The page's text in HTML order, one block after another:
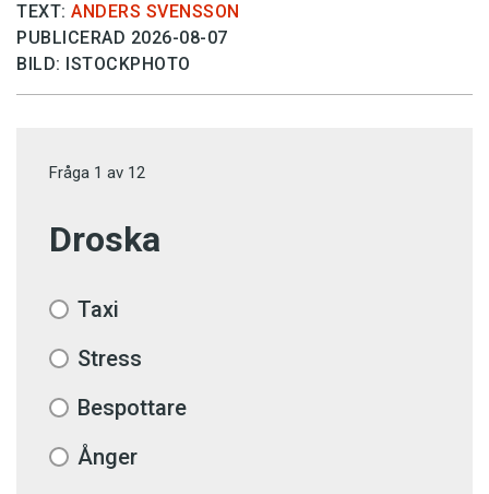
TEXT: ANDERS SVENSSON
PUBLICERAD 2026-08-07
BILD: ISTOCKPHOTO
Fråga 1 av 12
Droska
Taxi
Stress
Bespottare
Ånger